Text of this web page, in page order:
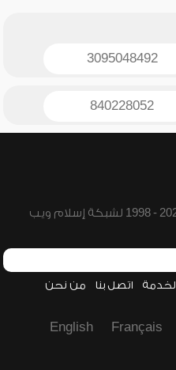
3095048492
840228052
اتصل بنا من نحن
Français
English